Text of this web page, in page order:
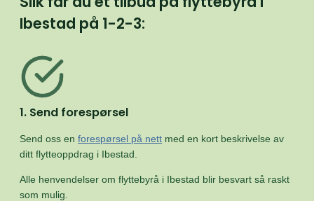
Ibestad på 1-2-3:
1. Send forespørsel
Send oss en forespørsel på nett med en kort beskrivelse av
ditt flytteoppdrag i Ibestad.
Alle henvendelser om flyttebyrå i Ibestad blir besvart så raskt
som mulig.